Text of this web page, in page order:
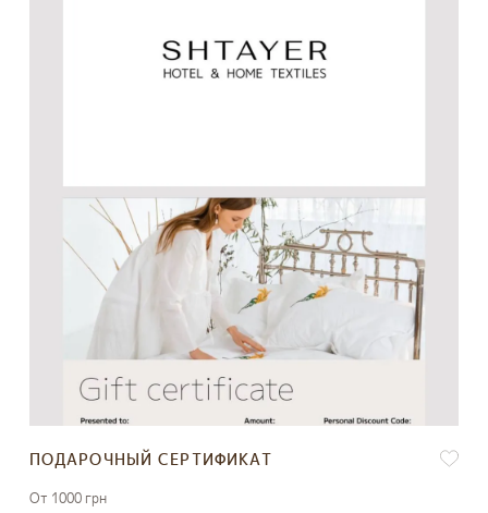
ПОДАРОЧНЫЙ СЕРТИФИКАТ
От 1000 грн